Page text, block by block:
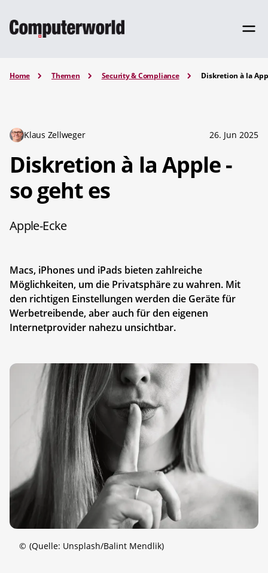
Home Themen Security & Compliance Diskretion à la
Klaus Zellweger 26. Jun 2025
Diskretion à la Apple -
so geht es
Apple-Ecke
Macs, iPhones und iPads bieten zahlreiche
Möglichkeiten, um die Privatsphäre zu wahren. Mit
den richtigen Einstellungen werden die Geräte für
Werbetreibende, aber auch für den eigenen
Internetprovider nahezu unsichtbar.
© (Quelle: Unsplash/Balint Mendlik)